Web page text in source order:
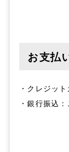
お支払
・クレジッ
・銀行振込